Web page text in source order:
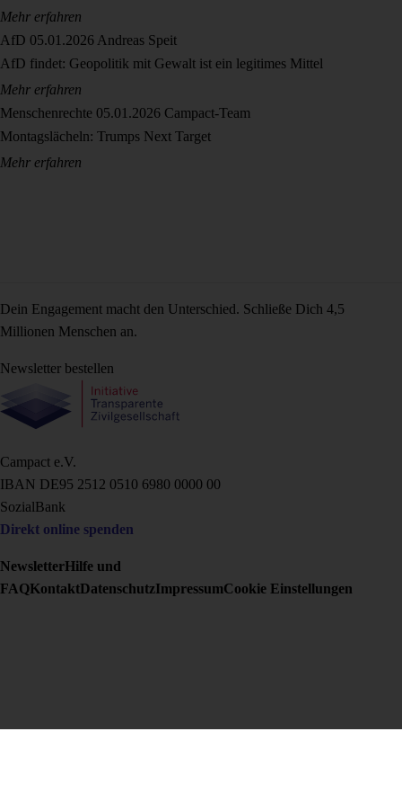
Mehr erfahren
AfD 05.01.2026 Andreas Speit
AfD findet: Geopolitik mit Gewalt ist ein legitimes Mittel
Mehr erfahren
Menschenrechte 05.01.2026 Campact-Team
Montagslächeln: Trumps Next Target
Mehr erfahren
Dein Engagement macht den Unterschied. Schließe Dich 4,5
Millionen Menschen an.
Newsletter bestellen
Campact e.V.
IBAN DE95 2‍5‍1‍2 0‍5‍1‍0 6‍9‍8‍0 0‍0‍0‍0 0‍0
SozialBank
Direkt online spenden
NewsletterHilfe und
FAQKontaktDatenschutzImpressumCookie Einstellungen